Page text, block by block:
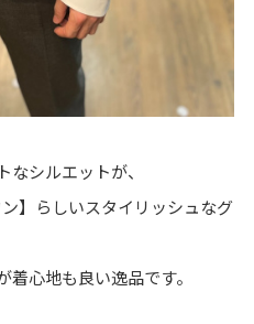
シルエットが、
】らしいスタイリッシュなグ
着心地も良い逸品です。